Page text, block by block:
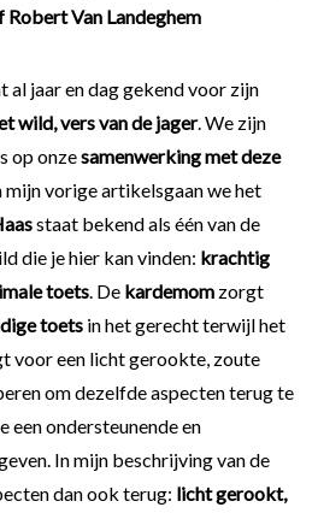
Van Landeghem
al jaar en dag gekend voor zijn
wild, vers van de jager. We zijn
op onzesamenwerking met deze
mijn vorige artikelsgaan we het
staat bekend als één van de
die je hier kan vinden: krachtig
toets. De kardemom zorgt
toets in het gerecht terwijl het
voor een licht gerookte, zoute
om dezelfde aspecten terug te
een ondersteunende en
In mijn beschrijving van de
dan ook terug: licht gerookt,